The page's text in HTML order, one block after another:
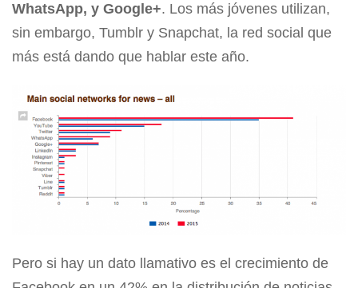
WhatsApp, y Google+. Los más jóvenes utilizan,
sin embargo, Tumblr y Snapchat, la red social que
más está dando que hablar este año.
Pero si hay un dato llamativo es el crecimiento de